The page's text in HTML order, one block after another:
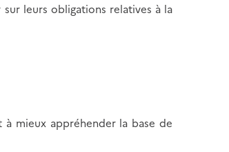
leurs obligations relatives à la
à mieux appréhender la base de